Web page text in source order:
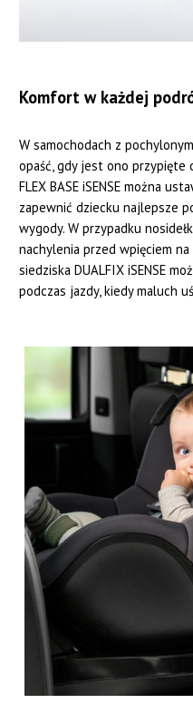
Komfort w każdej
W samochodach z
opaść, gdy jest ono
FLEX BASE iSENSE można
zapewnić dziecku najlepsze
wygody. W przypadku
nachylenia przed wpięciem
siedziska DUALFIX iSENSE
podczas jazdy, kiedy maluch